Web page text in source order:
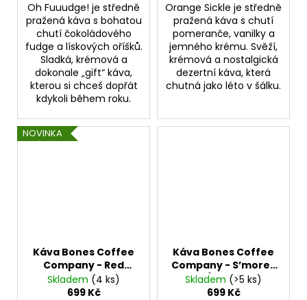
Oh Fuuudge! je středně
pražená káva s bohatou
chutí čokoládového
fudge a lískových oříšků.
Sladká, krémová a
dokonale „gift“ káva,
kterou si chceš dopřát
kdykoli během roku.
Orange Sickle je středně
pražená káva s chutí
pomeranče, vanilky a
jemného krému. Svěží,
krémová a nostalgická
dezertní káva, která
chutná jako léto v šálku.
NOVINKA
Káva Bones Coffee
Company - Red
Velvet Cake
(čokoládový dort s
Skladem (4 ks)
699 Kč
Káva Bones Coffee
Company - S’morey
Time (čokoláda a
marshmallow
Skladem (>5 ks)
699 Kč